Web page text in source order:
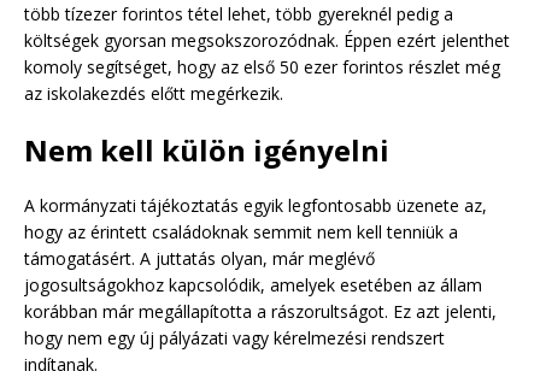
több tízezer forintos tétel lehet, több gyereknél pedig a
költségek gyorsan megsokszorozódnak. Éppen ezért jelenthet
komoly segítséget, hogy az első 50 ezer forintos részlet még
az iskolakezdés előtt megérkezik.
Nem kell külön igényelni
A kormányzati tájékoztatás egyik legfontosabb üzenete az,
hogy az érintett családoknak semmit nem kell tenniük a
támogatásért. A juttatás olyan, már meglévő
jogosultságokhoz kapcsolódik, amelyek esetében az állam
korábban már megállapította a rászorultságot. Ez azt jelenti,
hogy nem egy új pályázati vagy kérelmezési rendszert
indítanak.